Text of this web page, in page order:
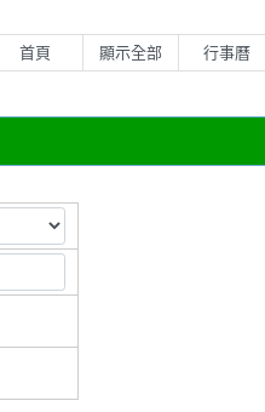
首頁 顯示全部 行事曆